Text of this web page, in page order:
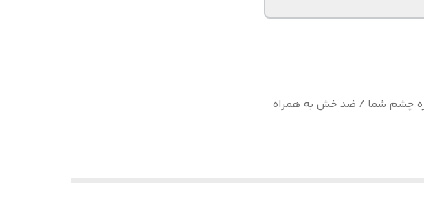
چشم شما / ضد خش به همراه